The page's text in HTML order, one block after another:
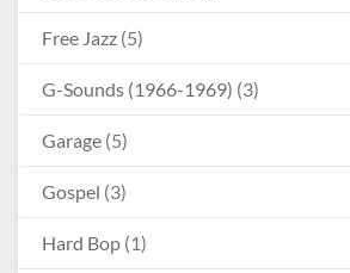
Free Jazz (5)
G-Sounds (1966-1969) (3)
Garage (5)
Gospel (3)
Hard Bop (1)